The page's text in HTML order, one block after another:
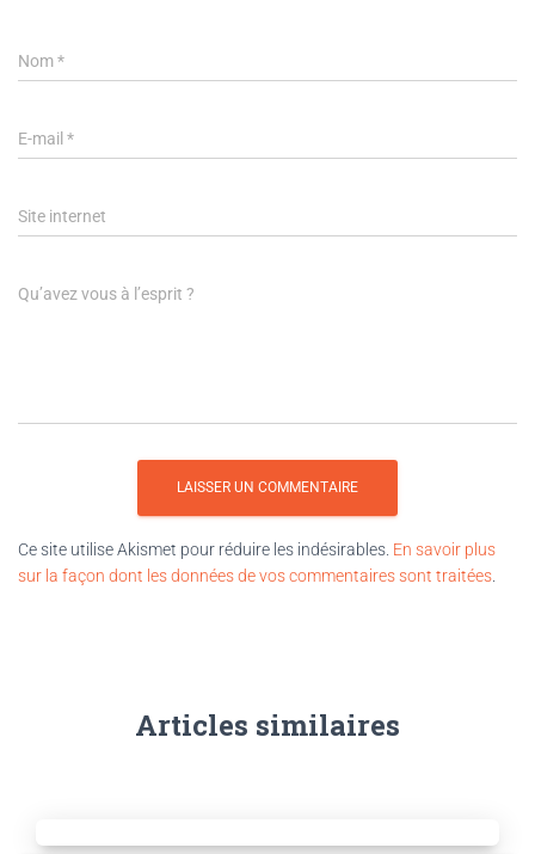
Nom*
E-mail *
Site internet
Qu’avez vous à l’esprit ?
Ce site utilise Akismet pour réduire les indésirables. En savoir plus
sur la façon dont les données de vos commentaires sont traitées
Articles similaires